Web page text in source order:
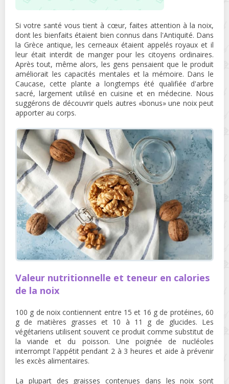
Si votre santé vous tient à cœur, faites attention à la noix,
dont les bienfaits étaient bien connus dans l'Antiquité. Dans
la Grèce antique, les cerneaux étaient appelés royaux et il
leur était interdit de manger pour les citoyens ordinaires.
Après tout, même alors, les gens pensaient que le produit
améliorait les capacités mentales et la mémoire. Dans le
Caucase, cette plante a longtemps été qualifiée d'arbre
sacré, largement utilisé en cuisine et en médecine. Nous
suggérons de découvrir quels autres «bonus» une noix peut
apporter au corps.
Valeur nutritionnelle et teneur en calories
de la noix
100 g de noix contiennent entre 15 et 16 g de protéines, 60
g de matières grasses et 10 à 11 g de glucides. Les
végétariens utilisent souvent ce produit comme substitut de
la viande et du poisson. Une poignée de nucléoles
interrompt l'appétit pendant 2 à 3 heures et aide à prévenir
les excès alimentaires.
La plupart des graisses contenues dans les noix sont